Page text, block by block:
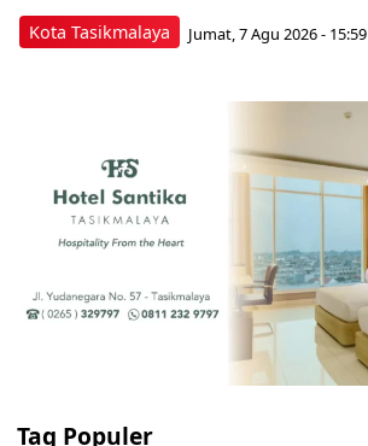
Kota Tasikmalaya Jumat, 7 Agu 2026 - 15:59
Tag Populer